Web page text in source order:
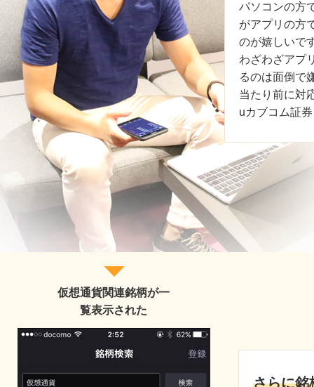
パソコンの方
がアプリの方
のが嬉しいで
わざわざアプ
るのは面倒で
当たり前に対
uカブコム証
仮想通貨関連銘柄が一
覧表示された
さらに銘